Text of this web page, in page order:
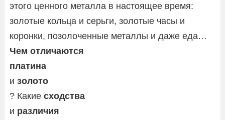
этого ценного металла в настоящее время:
золотые кольца и серьги, золотые часы и
коронки, позолоченные металлы и даже еда…
Чем отличаются
платина
и золото
? Какие сходства
и различия